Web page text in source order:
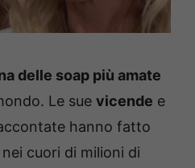
delle soap più amate
Le sue vicende e
hanno fatto
cuori di milioni di